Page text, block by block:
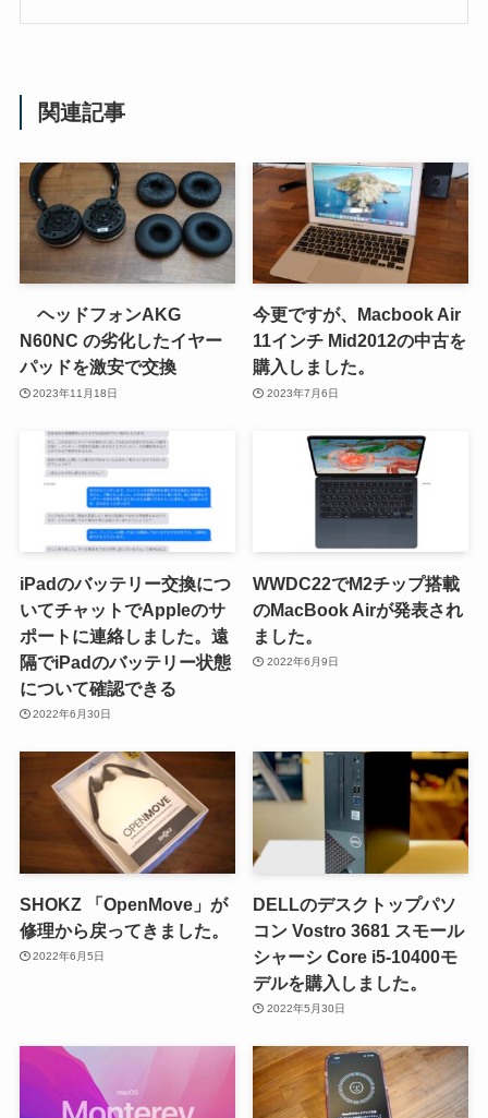
関連記事
ヘッドフォンAKG
N60NC の劣化したイヤー
パッドを激安で交換
2023年11月18日
今更ですが、Macbook Air
11インチ Mid2012の中古を
購入しました。
2023年7月6日
iPadのバッテリー交換につ
いてチャットでAppleのサ
ポートに連絡しました。遠
隔でiPadのバッテリー状態
について確認できる
2022年6月30日
WWDC22でM2チップ搭載
のMacBook Airが発表され
ました。
2022年6月9日
SHOKZ 「OpenMove」が
修理から戻ってきました。
2022年6月5日
DELLのデスクトップパソ
コン Vostro 3681 スモール
シャーシ Core i5-10400モ
デルを購入しました。
2022年5月30日